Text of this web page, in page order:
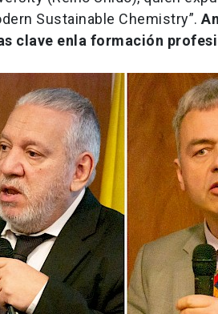
Sustainable Chemistry”.
clave enla formación